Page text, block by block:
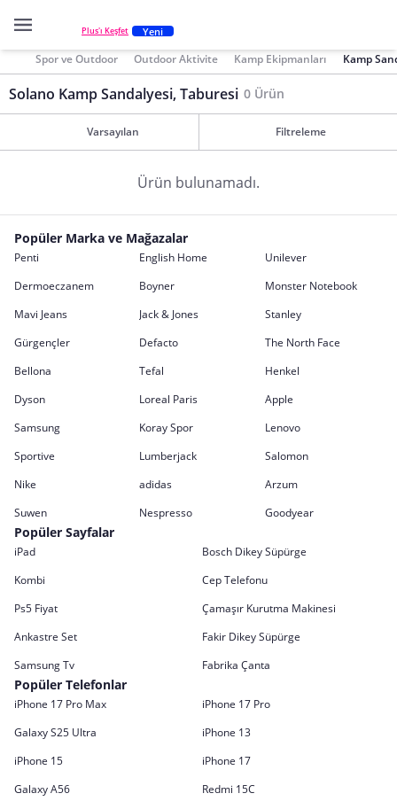
Plus'ı Keşfet Yeni
Spor ve Outdoor Outdoor Aktivite Kamp Ekipmanları Kamp
Solano Kamp Sandalyesi, Taburesi 0 Ürün
Varsayılan Filtreleme
Ürün bulunamadı.
Popüler Marka ve Mağazalar
Penti English Home
Unilever
Dermoeczanem
Boyner
Monster Notebook
Mavi Jeans
Jack & Jones
Stanley
Gürgençler
Defacto
The North Face
Bellona
Tefal
Henkel
Dyson
Loreal Paris
Apple
Samsung
Koray Spor
Lenovo
Sportive
Lumberjack
Salomon
Nike
adidas
Arzum
Suwen
Nespresso Goodyear
Popüler Sayfalar
iPad
Bosch Dikey Süpürge
Kombi
Cep Telefonu
Ps5 Fiyat
Çamaşır Kurutma Makinesi
Ankastre Set
Fakir Dikey Süpürge
Samsung Tv
Fabrika Çanta
Popüler Telefonlar
iPhone 17 Pro Max
iPhone 17 Pro
Galaxy S25 Ultra
iPhone 13
iPhone 15
iPhone 17
Galaxy A56
Redmi 15C